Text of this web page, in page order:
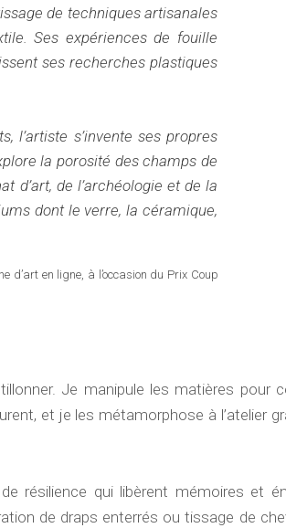
de techniques artisanales
Ses expériences de fouille
ses recherches plastiques
l’artiste s’invente ses propres
la porosité des champs de
d’art, de l’archéologie et de la
dont le verre, la céramique,
d’art en ligne, à l’occasion du Prix Coup
Je manipule les matières
et je les métamorphose à l’atelier
résilience qui libèrent mémoires et
de draps enterrés ou tissage de